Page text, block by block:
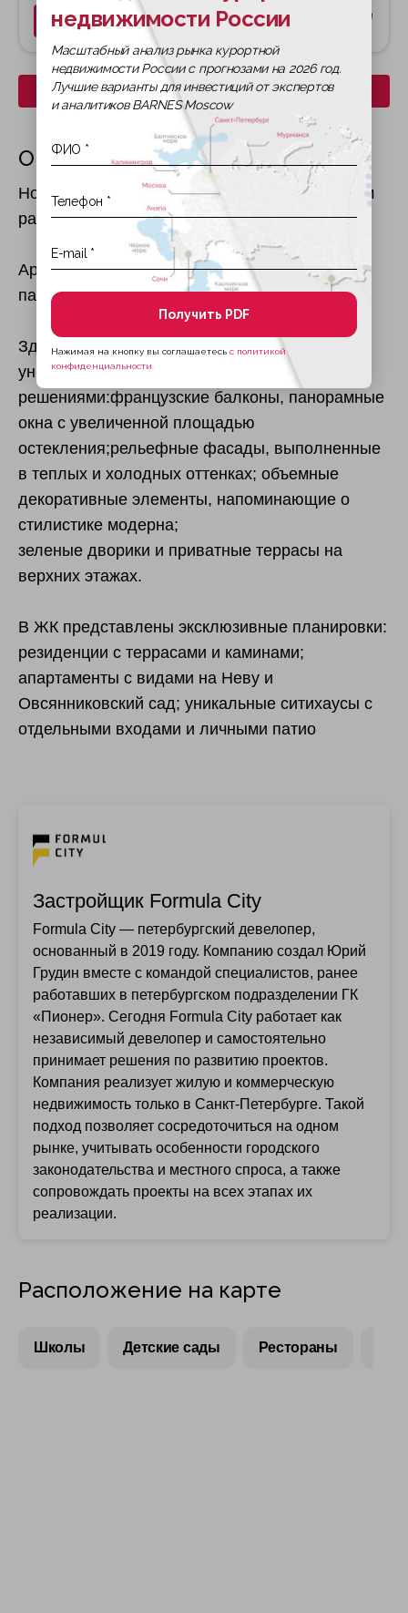
Подробнее
Скачать все планировки
О жилом комплексе
Новый проект премиум-класса в Центральном
районе Санкт-Петербурга.
Архитектурное бюро: «Евгений Герасимов и
партнеры»
Здания комплекса спроектированы с
уникальными архитектурными
решениями:французские балконы, панорамные
окна с увеличенной площадью
остекления;рельефные фасады, выполненные
в теплых и холодных оттенках; объемные
декоративные элементы, напоминающие о
стилистике модерна;
зеленые дворики и приватные террасы на
верхних этажах.
В ЖК представлены эксклюзивные планировки:
резиденции с террасами и каминами;
апартаменты с видами на Неву и
Овсянниковский сад; уникальные ситихаусы с
отдельными входами и личными патио
Застройщик Formula City
Formula City — петербургский девелопер,
основанный в 2019 году. Компанию создал Юрий
Грудин вместе с командой специалистов, ранее
работавших в петербургском подразделении ГК
«Пионер». Сегодня Formula City работает как
независимый девелопер и самостоятельно
принимает решения по развитию проектов.
Компания реализует жилую и коммерческую
недвижимость только в Санкт-Петербурге. Такой
подход позволяет сосредоточиться на одном
рынке, учитывать особенности городского
законодательства и местного спроса, а также
сопровождать проекты на всех этапах их
реализации.
Расположение на карте
Школы Детские сады Рестораны
недвижимости России
Масштабный анализ рынка курортной
недвижимости России с прогнозами на 2026 год.
Лучшие варианты для инвестиций от экспертов
и аналитиков BARNES Moscow
Получить PDF
Нажимая на кнопку вы соглашаетесь с политикой
конфиденциальности.